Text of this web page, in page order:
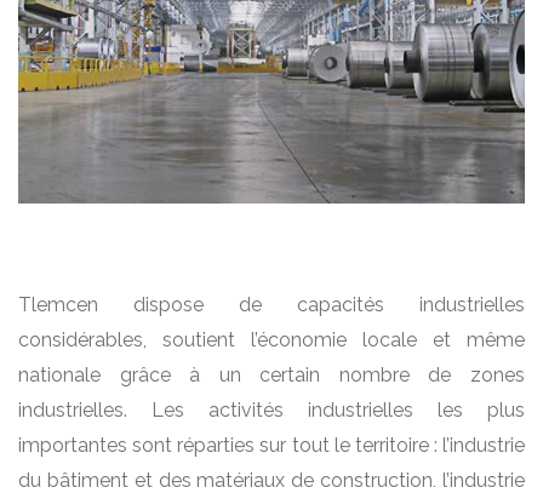
Tlemcen dispose de capacités industrielles
considérables, soutient l’économie locale et même
nationale grâce à un certain nombre de zones
industrielles. Les activités industrielles les plus
importantes sont réparties sur tout le territoire : l’industrie
du bâtiment et des matériaux de construction, l’industrie